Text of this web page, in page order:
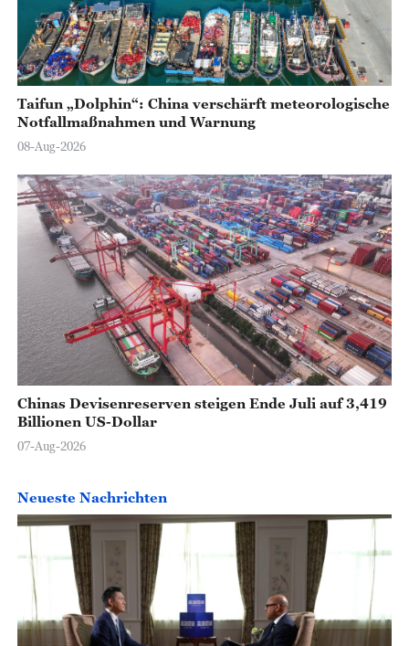
Taifun „Dolphin“: China verschärft meteorologische
Notfallmaßnahmen und Warnung
08-Aug-2026
Chinas Devisenreserven steigen Ende Juli auf 3,419
Billionen US-Dollar
07-Aug-2026
Neueste Nachrichten